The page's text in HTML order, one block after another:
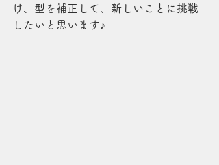
け、型を補正して、新しいことに挑戦
したいと思います♪